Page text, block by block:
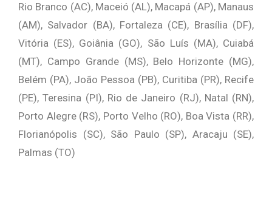
Rio Branco (AC), Maceió (AL), Macapá (AP), Manaus
(AM), Salvador (BA), Fortaleza (CE), Brasília (DF),
Vitória (ES), Goiânia (GO), São Luís (MA), Cuiabá
(MT), Campo Grande (MS), Belo Horizonte (MG),
Belém (PA), João Pessoa (PB), Curitiba (PR), Recife
(PE), Teresina (PI), Rio de Janeiro (RJ), Natal (RN),
Porto Alegre (RS), Porto Velho (RO), Boa Vista (RR),
Florianópolis (SC), São Paulo (SP), Aracaju (SE),
Palmas (TO)